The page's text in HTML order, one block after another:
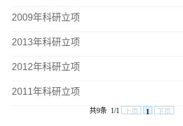
2009年科研立项
2013年科研立项
2012年科研立项
2011年科研立项
共9条 1/1 上页 1 下页